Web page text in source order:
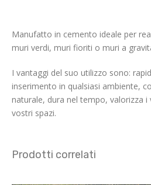
Manufatto in cemento ideale per
muri verdi, muri fioriti o muri a
I vantaggi del suo utilizzo sono:
inserimento in qualsiasi ambiente,
naturale, dura nel tempo, valorizza
vostri spazi.
Prodotti correlati